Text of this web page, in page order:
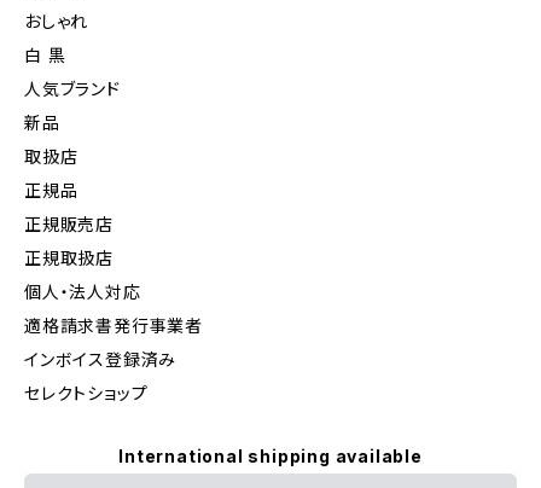
おしゃれ
白 黒
人気ブランド
新品
取扱店
正規品
正規販売店
正規取扱店
個人・法人対応
適格請求書発行事業者
インボイス登録済み
セレクトショップ
International shipping available